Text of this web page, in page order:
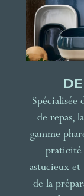
Spécialisée
de repas,
gamme
praticité
astucieux et
de la